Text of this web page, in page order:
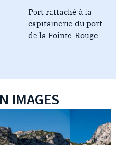
Port rattaché à la
capitainerie du port
de la Pointe-Rouge
IMAGES